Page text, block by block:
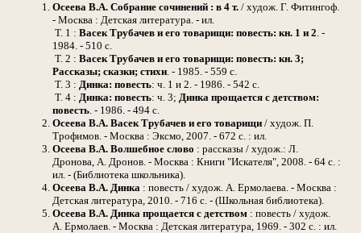
Осеева В.А. Собрание сочинений : в 4 т. / худож. Г. Фитингоф.
- Москва : Детская литература. - ил.
Т. 1 : Васек Трубачев и его товарищи: повесть: кн. 1 и 2. -
1984. - 510 с.
Т. 2 : Васек Трубачев и его товарищи: повесть: кн. 3;
Рассказы; сказки; стихи. - 1985. - 559 с.
Т. 3 : Динка: повесть: ч. 1 и 2. - 1986. - 542 с.
Т. 4 : Динка: повесть: ч. 3; Динка прощается с детством:
повесть. - 1986. - 494 с.
Осеева В.А. Васек Трубачев и его товарищи / худож. П.
Трофимов. - Москва : Эксмо, 2007. - 672 с. : ил.
Осеева В.А. Волшебное слово : рассказы / худож.: Л.
Дронова, А. Дронов. - Москва : Книги "Искателя", 2008. - 64 с. :
ил. - (Библиотека школьника).
Осеева В.А. Динка : повесть / худож. А. Ермолаева. - Москва :
Детская литература, 2010. - 716 с. - (Школьная библиотека).
Осеева В.А. Динка прощается с детством : повесть / худож.
А. Ермолаев. - Москва : Детская литература, 1969. - 302 с. : ил.